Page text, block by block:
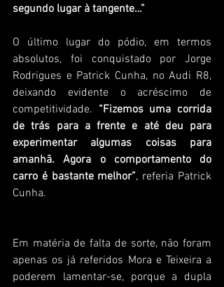
segundo lugar à tangente…”
O último lugar do pódio, em termos
absolutos, foi conquistado por Jorge
Rodrigues e Patrick Cunha, no Audi R8,
deixando evidente o acréscimo de
competitividade. “Fizemos uma corrida
de trás para a frente e até deu para
experimentar algumas coisas para
amanhã. Agora o comportamento do
carro é bastante melhor”, referia Patrick
Cunha.
Em matéria de falta de sorte, não foram
apenas os já referidos Mora e Teixeira a
poderem lamentar-se, porque a dupla